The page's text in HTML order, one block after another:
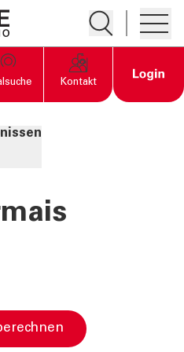
Suche öffnen
Kontakt Open